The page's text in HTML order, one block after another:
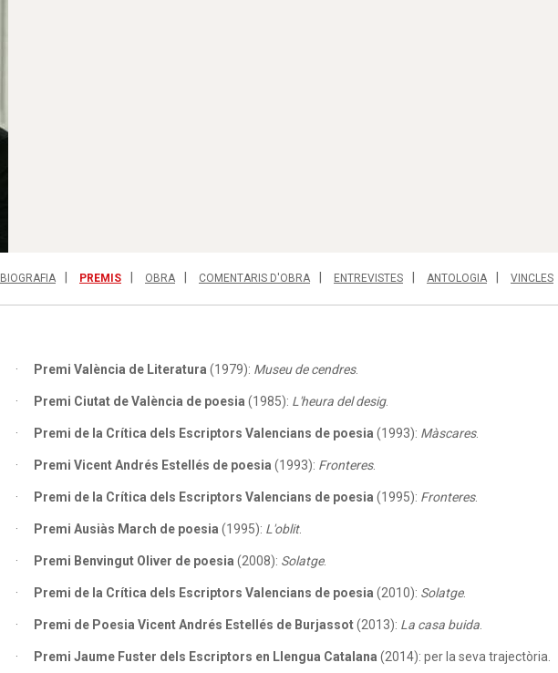
BIOGRAFIA PREMIS OBRA COMENTARIS D'OBRA ENTREVISTES ANTOLOGIA VINCLES
Premi València de Literatura (1979): Museu de cendres.
Premi Ciutat de València de poesia (1985): L'heura del desig.
Premi de la Crítica dels Escriptors Valencians de poesia (1993): Màscares.
Premi Vicent Andrés Estellés de poesia (1993): Fronteres.
Premi de la Crítica dels Escriptors Valencians de poesia (1995): Fronteres.
Premi Ausiàs March de poesia (1995): L'oblit.
Premi Benvingut Oliver de poesia (2008): Solatge.
Premi de la Crítica dels Escriptors Valencians de poesia (2010): Solatge.
Premi de Poesia Vicent Andrés Estellés de Burjassot(2013): La casa buida.
Premi Jaume Fuster dels Escriptors en Llengua Catalana (2014): per la seva trajectòria.